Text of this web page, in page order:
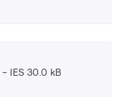
IES 30.0 kB